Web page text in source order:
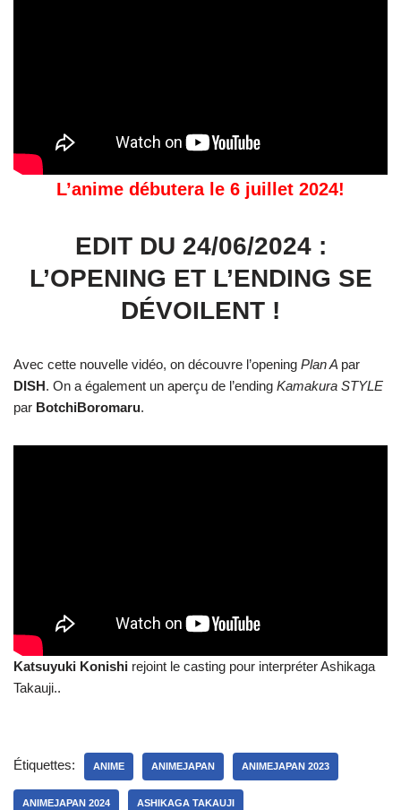
L’anime débutera le 6 juillet 2024!
EDIT DU 24/06/2024 :
L’OPENING ET L’ENDING SE
DÉVOILENT !
Avec cette nouvelle vidéo, on découvre l’opening Plan A par
DISH. On a également un aperçu de l’ending Kamakura STYLE
par BotchiBoromaru.
Katsuyuki Konishi rejoint le casting pour interpréter Ashikaga
Takauji..
Étiquettes: ANIME ANIMEJAPAN ANIMEJAPAN 2023
ANIMEJAPAN 2024 ASHIKAGA TAKAUJI